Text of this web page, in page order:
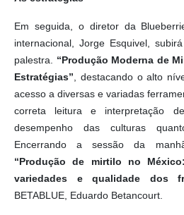
Em seguida, o diretor da
internacional, Jorge Esquivel,
palestra. “Produção Moderna de
Estratégias” , destacando o alto
acesso a diversas e variadas
correta leitura e interpretação
desempenho das culturas
Encerrando a sessão da
“Produção de mirtilo no
variedades e qualidade dos
BETABLUE, Eduardo Betancourt.